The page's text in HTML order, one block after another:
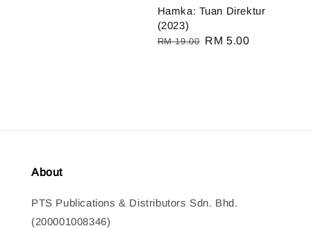
Hamka: Tuan Direktur
(2023)
Regular
RM 19.00 Sale
RM 5.00
About
PTS Publications & Distributors Sdn. Bhd.
(200001008346)